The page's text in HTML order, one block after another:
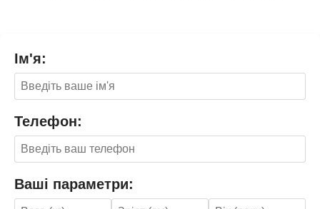
Ім'я:
Телефон:
Ваші параметри: